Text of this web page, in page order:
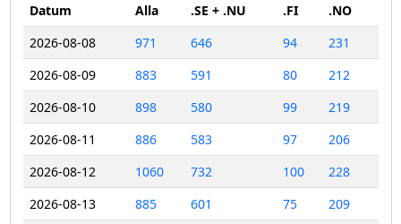
Datum
Alla .SE + .NU .FI
.NO
2026-08-08
971 646 94
231
2026-08-09
883 591 80
212
2026-08-10
898 580 99
219
2026-08-11
886 583 97
206
2026-08-12
1060 732 100
228
2026-08-13
885 601 75
209